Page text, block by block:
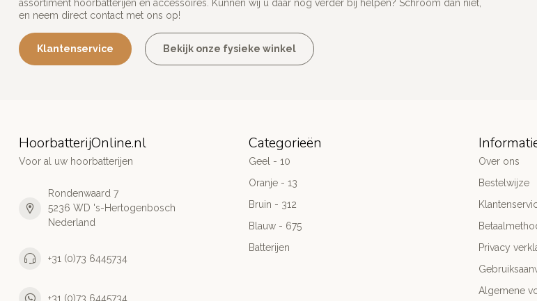
assortiment hoorbatterijen en accessoires. Kunnen wij u daar nog verder bij helpen? Schroom dan niet,
en neem direct contact met ons op!
Klantenservice Bekijk onze fysieke winkel
HoorbatterijOnline.nl
Voor al uw hoorbatterijen
Rondenwaard 7
5236 WD 's-Hertogenbosch
Nederland
+31 (0)73 6445734
+31 (0)73 6445734
Categorieën
Geel - 10
Oranje - 13
Bruin - 312
Blauw - 675
Batterijen
Over ons
Bestelwijze
Privacy
Algemene